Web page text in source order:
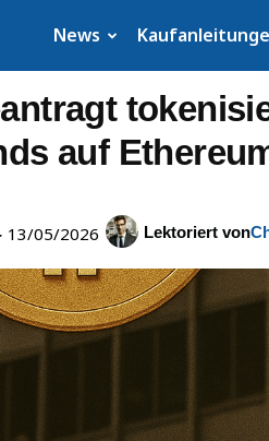
KryptoNews
auf
13/05/2026 Lektoriert von